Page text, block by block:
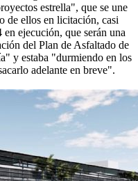
estrella", que se une
de ellos en licitación, casi
ejecución, que serán una
del Plan de Asfaltado de
y estaba "durmiendo en los
adelante en breve".